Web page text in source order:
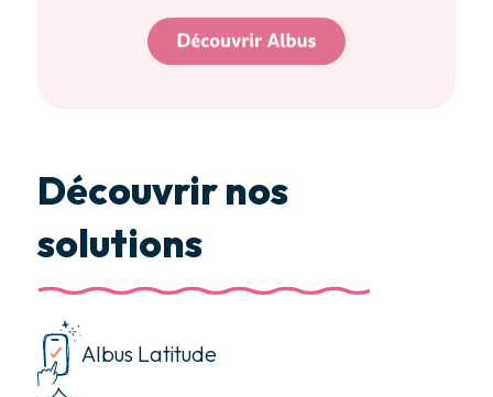
Découvrir nos
solutions
Albus Latitude